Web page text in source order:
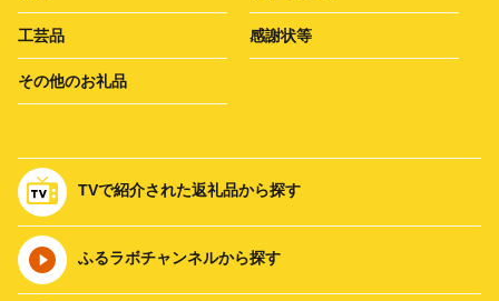
工芸品 感謝状等
その他のお礼品
TVで紹介された返礼品から探す
ふるラボチャンネルから探す